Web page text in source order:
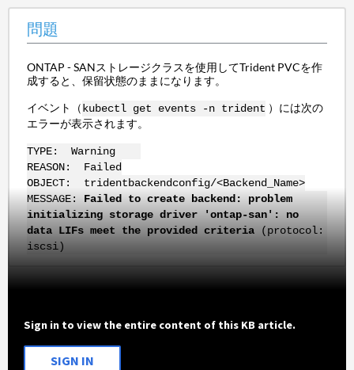
問題
ONTAP - SANストレージクラスを使用してTrident PVCを作
成すると、保留状態のままになります。
イベント（kubectl get events -n trident ）には次の
エラーが表示されます。
TYPE: Warning
REASON: Failed
OBJECT: tridentbackendconfig/<Backend_Name>
MESSAGE:
Failed to create backend: problem
initializing storage driver 'ontap-san': no
data LIFs meet the provided criteria(protocol:
iscsi)
Sign in to view the entire content of this KB article.
SIGN IN